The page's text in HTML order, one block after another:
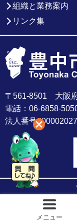
メニュー
組織と業務案内
リンク集
〒561-8501 大阪
電話：06-6858-
法人番号